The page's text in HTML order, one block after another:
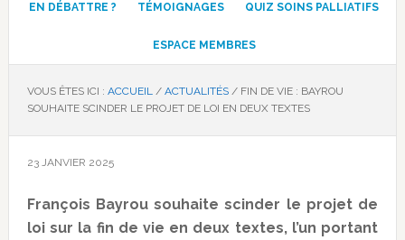
EN DÉBATTRE ? TÉMOIGNAGES QUIZ SOINS PALLIATIFS
ESPACE MEMBRES
scinder le projet de loi en deux
textes
VOUS ÊTES ICI : ACCUEIL / ACTUALITÉS /FIN DE VIE : BAYROU
SOUHAITE SCINDER LE PROJET DE LOI EN DEUX TEXTES
23 JANVIER 2025
François Bayrou souhaite scinder le projet de
loi sur la fin de vie en deux textes, l’un portant